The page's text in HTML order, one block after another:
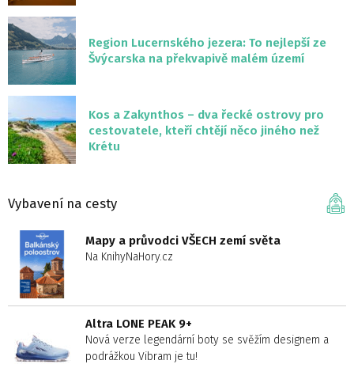
Region Lucernského jezera: To nejlepší ze
Švýcarska na překvapivě malém území
Kos a Zakynthos – dva řecké ostrovy pro
cestovatele, kteří chtějí něco jiného než
Krétu
Vybavení na cesty
Mapy a průvodci VŠECH zemí světa
Na KnihyNaHory.cz
Altra LONE PEAK 9+
Nová verze legendární boty se svěžím designem a
podrážkou Vibram je tu!